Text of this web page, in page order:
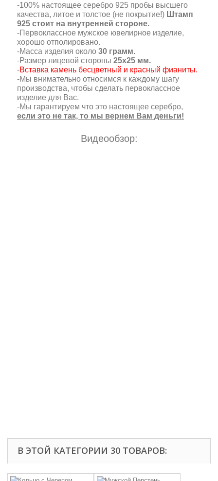
-100% настоящее серебро 925 пробы высшего
качества, литое и толстое (не покрытие!) Штамп
925 стоит на внутренней стороне.
-Первоклассное мужское ювелирное изделие,
хорошо отполировано.
-Масса изделия около 30 грамм.
-Размер лицевой стороны 25х25 мм.
-Вставка камень бесцветный и красный фианиты.
-Мы внимательно относимся к каждому шагу
производства, чтобы сделать первоклассное
изделие для Вас.
-Мы гарантируем что это настоящее серебро,
если это не так, то мы вернем Вам деньги!
Видеообзор:
В ЭТОЙ КАТЕГОРИИ 30 ТОВАРОВ: